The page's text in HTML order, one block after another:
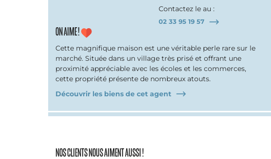
Contactez le au :
02 33 95 19 57
ON AIME !
Cette magnifique maison est une véritable perle rare sur le
marché. Située dans un village très prisé et offrant une
proximité appréciable avec les écoles et les commerces,
cette propriété présente de nombreux atouts.
Découvrir les biens de cet agent
NOS CLIENTS NOUS AIMENT AUSSI !